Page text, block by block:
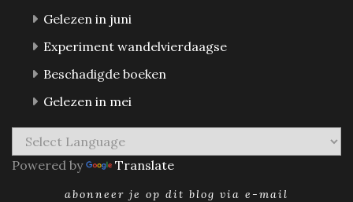
Gelezen in juni
Experiment wandelvierdaagse
Beschadigde boeken
Gelezen in mei
Powered by Translate
abonneer je op dit blog via e-mail